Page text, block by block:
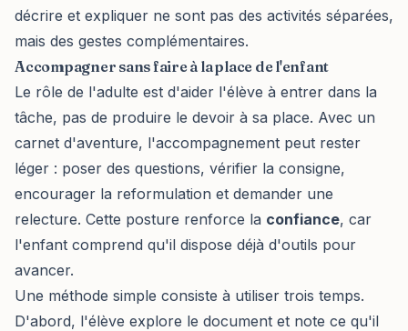
décrire et expliquer ne sont pas des activités séparées,
mais des gestes complémentaires.
Accompagner sans faire à la place de l'enfant
Le rôle de l'adulte est d'aider l'élève à entrer dans la
tâche, pas de produire le devoir à sa place. Avec un
carnet d'aventure, l'accompagnement peut rester
léger : poser des questions, vérifier la consigne,
encourager la reformulation et demander une
relecture. Cette posture renforce la confiance, car
l'enfant comprend qu'il dispose déjà d'outils pour
avancer.
Une méthode simple consiste à utiliser trois temps.
D'abord, l'élève explore le document et note ce qu'il